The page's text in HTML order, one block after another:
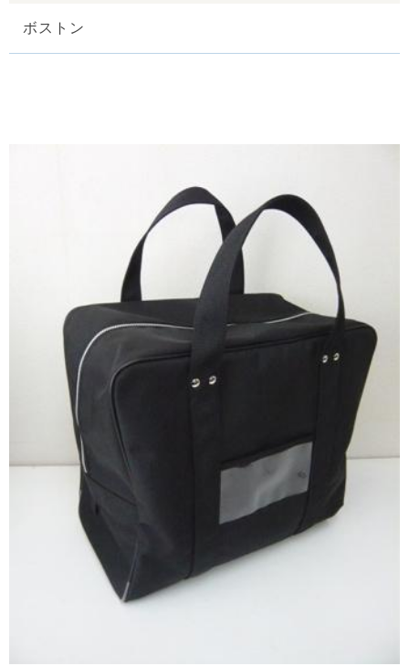
ボストン